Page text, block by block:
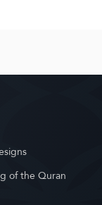
of the Quran